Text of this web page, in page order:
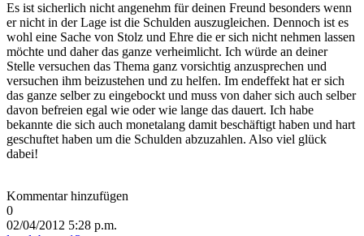
Es ist sicherlich nicht angenehm für deinen Freund besonders wenn
er nicht in der Lage ist die Schulden auszugleichen. Dennoch ist es
wohl eine Sache von Stolz und Ehre die er sich nicht nehmen lassen
möchte und daher das ganze verheimlicht. Ich würde an deiner
Stelle versuchen das Thema ganz vorsichtig anzusprechen und
versuchen ihm beizustehen und zu helfen. Im endeffekt hat er sich
das ganze selber zu eingebockt und muss von daher sich auch selber
davon befreien egal wie oder wie lange das dauert. Ich habe
bekannte die sich auch monetalang damit beschäftigt haben und hart
geschuftet haben um die Schulden abzuzahlen. Also viel glück
dabei!
Kommentar hinzufügen
0
02/04/2012 5:28 p.m.